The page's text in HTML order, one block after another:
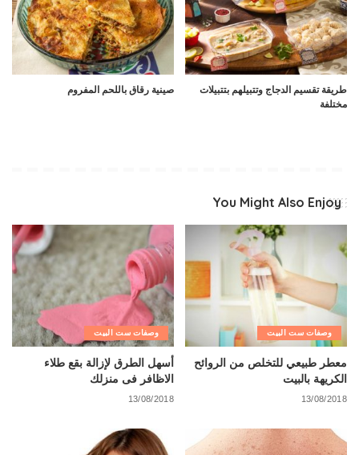
طريقة تقسيم الدجاج وتتبيلهم بتتبيلات
مختلفة
صينية رقاق باللحم المفروم
You Might Also Enjoy
وصفات ست البيت
معطر طبيعي للتخلص من الروائح
الكريهة بالبيت
13/08/2018
وصفات ست البيت
أسهل الطرق لإزالة بقع طلاء
الاظافر فى منزلك
13/08/2018